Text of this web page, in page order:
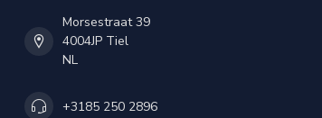
Morsestraat 39
4004JP Tiel
NL
+3185 250 2896